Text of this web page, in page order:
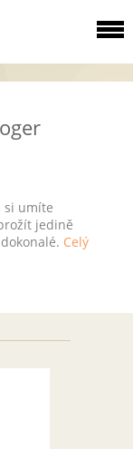
si umíte
jedině
Celý